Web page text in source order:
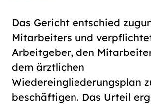
Das Gericht entschied
Mitarbeiters und
Arbeitgeber, den
dem ärztlichen
Wiedereingliederungsplan
beschäftigen. Das Urteil